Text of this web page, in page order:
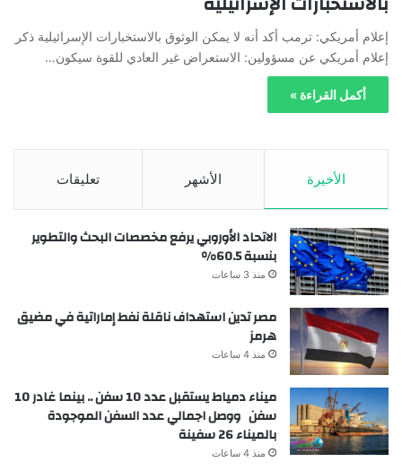
إعلام أمريكي: ترمب أكد أنه لا يمكن الوثوق بالاستخبارات الإسرائيلية ذكر
إعلام أمريكي عن مسؤولين: الاستعراض غير العادي للقوة سيكون…
أكمل القراءة »
الأخيرة الأشهر تعليقات
الاتحاد الأوروبي يرفع مخصصات البحث والتطوير
بنسبة 60.5%
منذ 3 ساعات
مصر تدين استهداف ناقلة نفط إماراتية في مضيق
هرمز
منذ 4 ساعات
ميناء دمياط يستقبل عدد 10 سفن .. بينما غادر 10
سفن ووصل اجمالي عدد السفن الموجودة
بالميناء 26 سفينة
منذ 4 ساعات